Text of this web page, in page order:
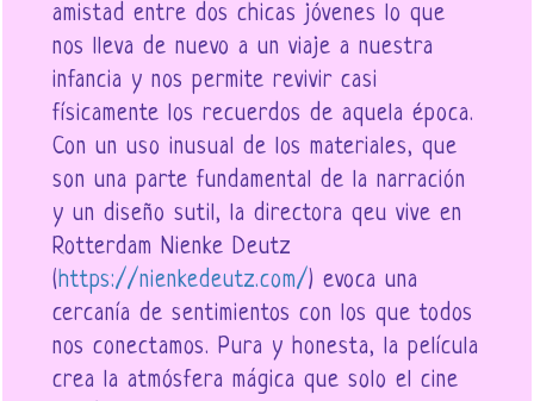
amistad entre dos chicas jóvenes lo que
nos lleva de nuevo a un viaje a nuestra
infancia y nos permite revivir casi
físicamente los recuerdos de aquela época.
Con un uso inusual de los materiales, que
son una parte fundamental de la narración
y un diseño sutil, la directora qeu vive en
Rotterdam Nienke Deutz
(https://nienkedeutz.com/) evoca una
cercanía de sentimientos con los que todos
nos conectamos. Pura y honesta, la película
crea la atmósfera mágica que solo el cine